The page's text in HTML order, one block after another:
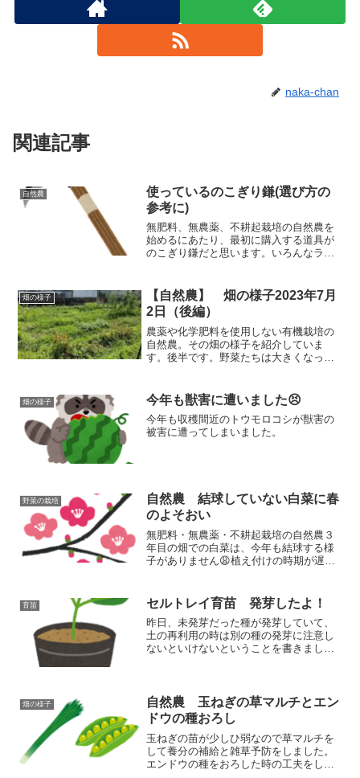
naka-chan
関連記事
自然農
使っているのこぎり鎌(選び方の
参考に)
無肥料、無農薬、不耕起栽培の自然農を
始めるにあたり、最初に購入する道具が
のこぎり鎌だと思います。いろんなライ
とのあるのこぎり鎌について商品レビュ
ーをするとともに、のこぎり鎌の違いに
ついての考えも紹介しています。
畑の様子
【自然農】 畑の様子2023年7月
2日（後編）
農薬や化学肥料を使用しない有機栽培の
自然農。その畑の様子を紹介していま
す。後半です。野菜たちは大きくなって
草整理をしながら野菜の成長を助けてい
かないといけないです。
畑の様子 今年も獣害に遭いました😣
今年も収穫間近のトウモロコシが獣害の
被害に遭ってしまいました。
野菜の栽培
自然農 結球していない白菜に春
のよそおい
無肥料・無農薬・不耕起栽培の自然農３
年目の畑での白菜は、今年も結球する様
子がありません😩植え付けの時期が遅い
春の雰囲気を感じましたよ。🌸
育苗 セルトレイ育苗 発芽したよ！
昨日、未発芽だった種が発芽していて、
土の再利用の時は別の種の発芽に注意し
ないといけないということを書きまし
畑の様子
自然農 玉ねぎの草マルチとエン
ドウの種おろし
玉ねぎの苗が少しひ弱なので草マルチを
して養分の補給と雑草予防をしました。
エンドウの種をおろした時の工夫をして